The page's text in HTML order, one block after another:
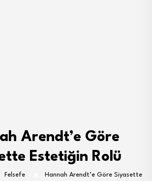
Arendt’e Göre
Estetiğin Rolü
Felsefe
Hannah Arendt’e Göre Siyasette